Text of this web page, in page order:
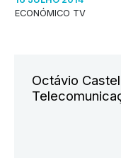
ECONÓMICO TV
Octávio